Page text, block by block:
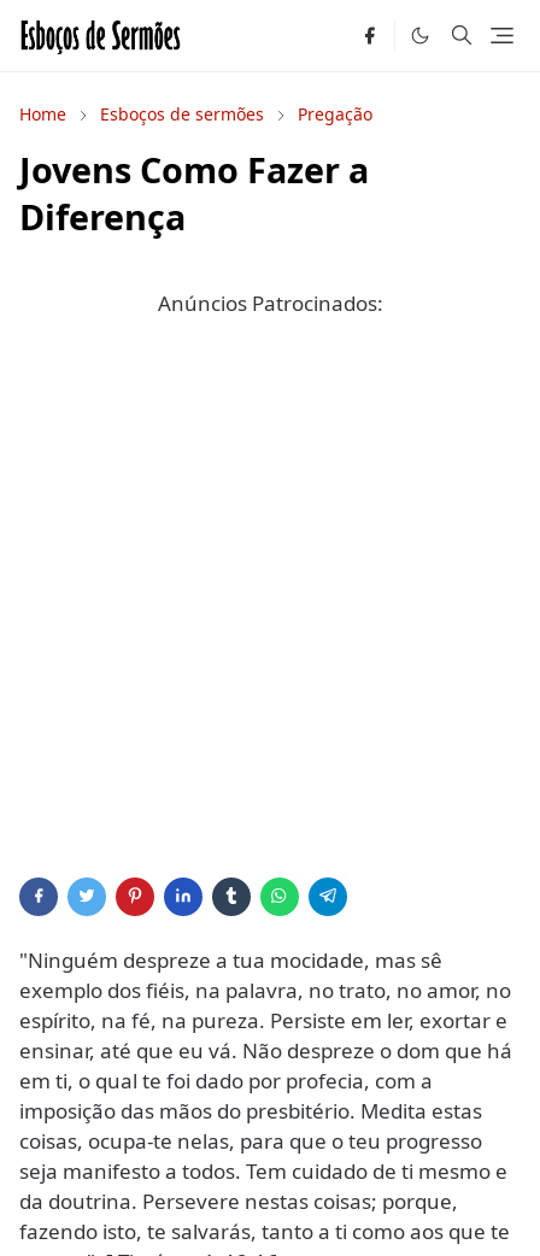
Home Esboços de sermões Pregação
Jovens Como Fazer a
Diferença
Anúncios Patrocinados:
"Ninguém despreze a tua mocidade, mas sê
exemplo dos fiéis, na palavra, no trato, no amor, no
espírito, na fé, na pureza. Persiste em ler, exortar e
ensinar, até que eu vá. Não despreze o dom que há
em ti, o qual te foi dado por profecia, com a
imposição das mãos do presbitério. Medita estas
coisas, ocupa-te nelas, para que o teu progresso
seja manifesto a todos. Tem cuidado de ti mesmo e
da doutrina. Persevere nestas coisas; porque,
fazendo isto, te salvarás, tanto a ti como aos que te